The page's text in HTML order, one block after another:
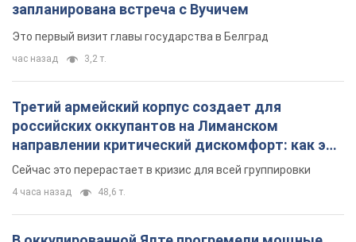
запланирована встреча с Вучичем
Это первый визит главы государства в Белград
час назад 3,2 т.
Третий армейский корпус создает для
российских оккупантов на Лиманском
направлении критический дискомфорт: как это
удалось
Сейчас это перерастает в кризис для всей группировки
4 часа назад 48,6 т.